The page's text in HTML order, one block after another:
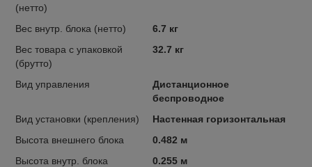
(нетто)
Вес внутр. блока (нетто)
6.7 кг
Вес товара с упаковкой
(брутто)
32.7 кг
Вид управления
Дистанционное
беспроводное
Вид установки (крепления)
Настенная горизонтальная
Высота внешнего блока
0.482 м
Высота внутр. блока
0.255 м